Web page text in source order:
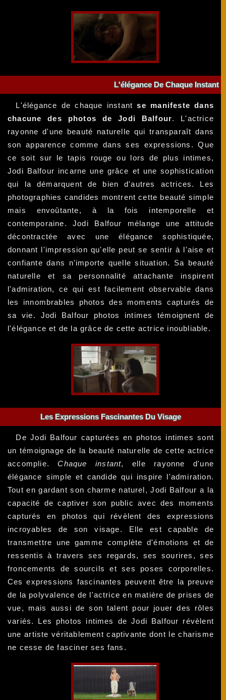
L'élégance De Chaque Instant
L'élégance de chaque instantse manifeste dans
chacune des photos de Jodi Balfour. L'actrice
rayonne d'une beauté naturelle qui transparaît dans
son apparence comme dans ses expressions. Que
ce soit sur le tapis rouge ou lors de plus intimes,
Jodi Balfour incarne une grâce et une sophistication
qui la démarquent de bien d'autres actrices. Les
photographies candides montrent cette beauté simple
mais envoûtante, à la fois intemporelle et
contemporaine. Jodi Balfour mélange une attitude
décontractée avec une élégance sophistiquée,
donnant l'impression qu'elle peut se sentir à l'aise et
confiante dans n'importe quelle situation. Sa beauté
naturelle et sa personnalité attachante inspirent
l'admiration, ce qui est facilement observable dans
les innombrables photos des moments capturés de
sa vie. Jodi Balfour photos intimes témoignent de
l'élégance et de la grâce de cette actrice inoubliable.
Les Expressions Fascinantes Du Visage
De Jodi Balfour capturées en photos intimes sont
un témoignage de la beauté naturelle de cette actrice
accomplie.Chaque instant, elle rayonne d'une
élégance simple et candide qui inspire l'admiration.
Tout en gardant son charme naturel, Jodi Balfour a la
capacité de captiver son public avec des moments
capturés en photos qui révèlent des expressions
incroyables de son visage. Elle est capable de
transmettre une gamme complète d'émotions et de
ressentis à travers ses regards, ses sourires, ses
froncements de sourcils et ses poses corporelles.
Ces expressions fascinantes peuvent être la preuve
de la polyvalence de l'actrice en matière de prises de
vue, mais aussi de son talent pour jouer des rôles
variés. Les photos intimes de Jodi Balfour révèlent
une artiste véritablement captivante dont le charisme
ne cesse de fasciner ses fans.